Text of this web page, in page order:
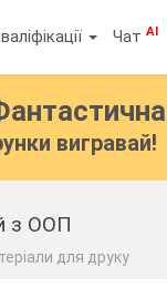
ЧатAI
вигравай!
з ООП
для друку